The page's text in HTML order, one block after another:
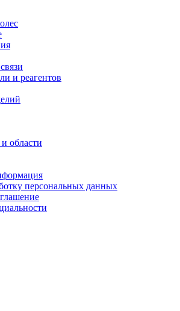
и реагентов
области
персональных данных